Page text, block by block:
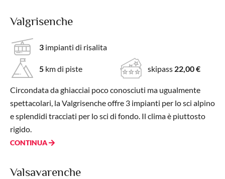
Valgrisenche
3 impianti di risalita
5 km di piste skipass 22,00 €
Circondata da ghiacciai poco conosciuti ma ugualmente
spettacolari, la Valgrisenche offre 3 impianti per lo sci alpino
e splendidi tracciati per lo sci di fondo. Il clima è piuttosto
rigido.
CONTINUA
Valsavarenche